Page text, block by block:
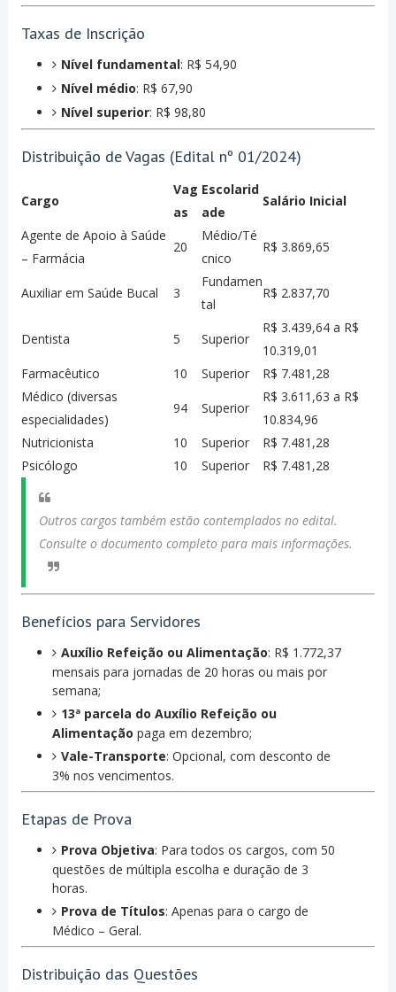
Taxas de Inscrição
Nível fundamental: R$ 54,90
Nível médio: R$ 67,90
Nível superior: R$ 98,80
Distribuição de Vagas (Edital nº 01/2024)
Cargo
Vag
as
Escolarid
ade
Salário Inicial
Agente de Apoio à Saúde
– Farmácia
20
Médio/Té
cnico
R$ 3.869,65
Auxiliar em Saúde Bucal 3
Fundamen
tal
R$ 2.837,70
Dentista 5 Superior
R$ 3.439,64 a R$
10.319,01
Farmacêutico
10 Superior
R$ 7.481,28
Médico (diversas
especialidades)
94 Superior
R$ 3.611,63 a R$
10.834,96
Nutricionista
10 Superior
R$ 7.481,28
Psicólogo
10 Superior R$ 7.481,28
Outros cargos também estão contemplados no edital.
Consulte o documento completo para mais informações.
Benefícios para Servidores
Auxílio Refeição ou Alimentação: R$ 1.772,37
mensais para jornadas de 20 horas ou mais por
semana;
13ª parcela do Auxílio Refeição ou
Alimentação paga em dezembro;
Vale-Transporte: Opcional, com desconto de
3% nos vencimentos.
Etapas de Prova
Prova Objetiva: Para todos os cargos, com 50
questões de múltipla escolha e duração de 3
horas.
Prova de Títulos: Apenas para o cargo de
Médico – Geral.
Distribuição das Questões